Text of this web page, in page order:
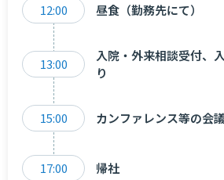
12:00 昼食（勤務先にて）
13:00
入院・外来相談受付、
り
15:00 カンファレンス等の会
17:00 帰社